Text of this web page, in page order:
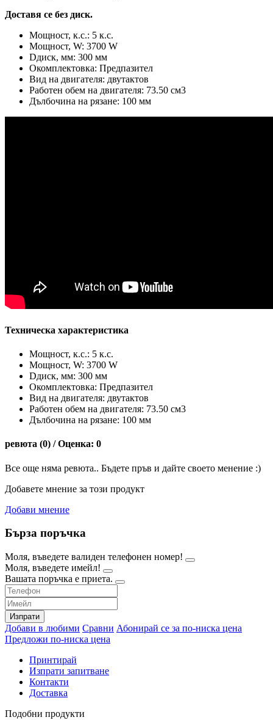
Доставя се без диск.
Мощност, к.с.: 5 к.с.
Мощност, W: 3700 W
Dдиск, мм: 300 мм
Окомплектовка: Предпазител
Вид на двигателя: двутактов
Работен обем на двигателя: 73.50 см3
Дълбочина на рязане: 100 мм
Техническа характеристика
Мощност, к.с.: 5 к.с.
Мощност, W: 3700 W
Dдиск, мм: 300 мм
Окомплектовка: Предпазител
Вид на двигателя: двутактов
Работен обем на двигателя: 73.50 см3
Дълбочина на рязане: 100 мм
ревюта (0) / Оценка: 0
Все още няма ревюта.. Бъдете пръв и дайте своето менение :)
Добавете мнение за този продукт
Добави мнение
Бърза поръчка
Моля, въведете валиден телефонен номер!
Моля, въведете имейл!
Вашата поръчка е приета.
Изпрати
Добави в любими Сравни Абонирай се за по-ниска цена
Предложи по-ниска цена
Принтирай
Изпрати запитване
Контакти
Доставка
Подобни продукти